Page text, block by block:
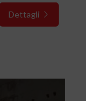
Dettagli